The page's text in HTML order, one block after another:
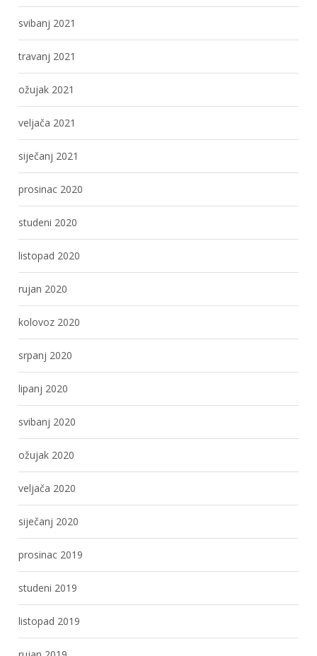
svibanj 2021
travanj 2021
ožujak 2021
veljača 2021
siječanj 2021
prosinac 2020
studeni 2020
listopad 2020
rujan 2020
kolovoz 2020
srpanj 2020
lipanj 2020
svibanj 2020
ožujak 2020
veljača 2020
siječanj 2020
prosinac 2019
studeni 2019
listopad 2019